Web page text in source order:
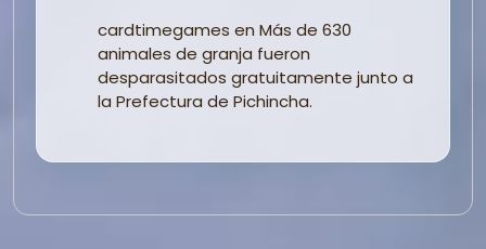
cardtimegames en Más de 630
animales de granja fueron
desparasitados gratuitamente junto a
la Prefectura de Pichincha.